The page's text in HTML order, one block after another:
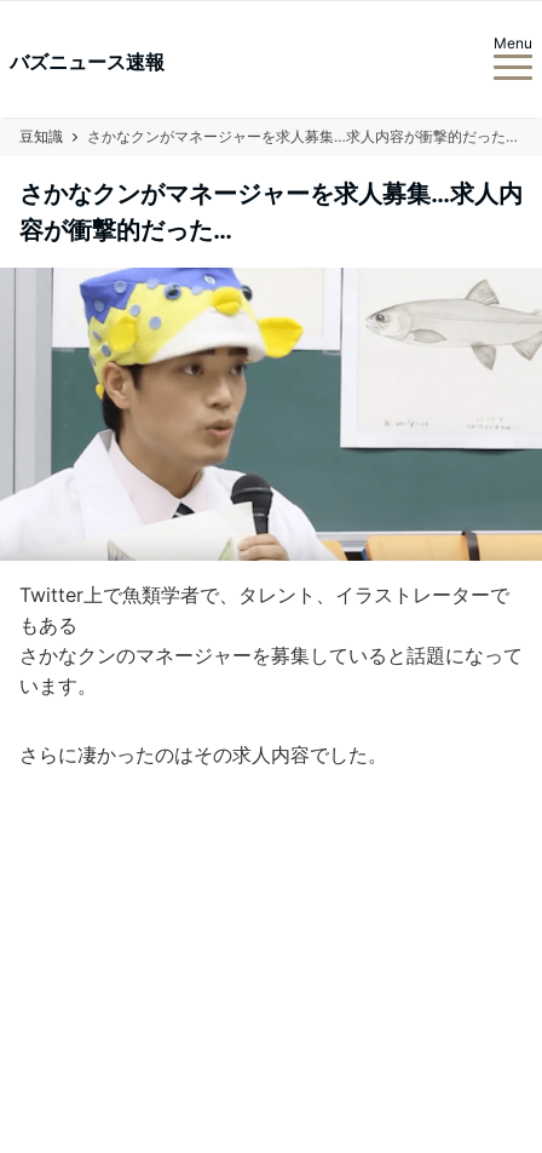
バズニュース速報
Menu
豆知識 さかなクンがマネージャーを求人募集…求人内容が衝撃的だった…
さかなクンがマネージャーを求人募集…求人内
容が衝撃的だった…
Twitter上で魚類学者で、タレント、イラストレーターで
もある
さかなクンのマネージャーを募集していると話題になって
います。
さらに凄かったのはその求人内容でした。